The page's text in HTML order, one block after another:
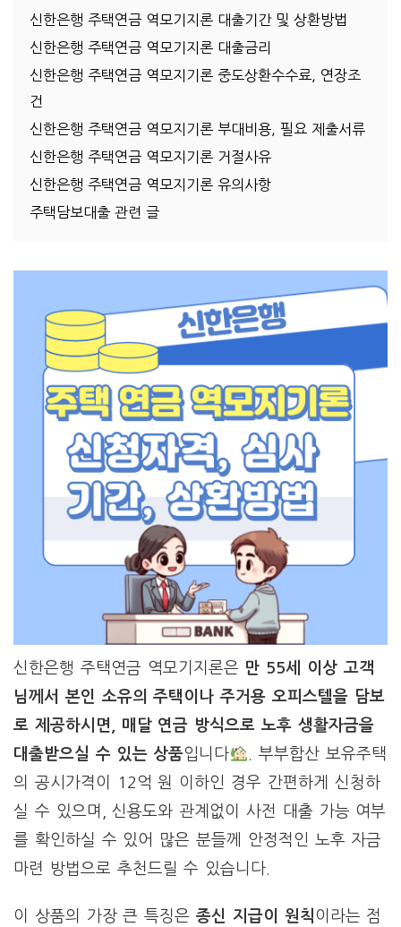
신한은행 주택연금 역모기지론 대출기간 및 상환방법
신한은행 주택연금 역모기지론 대출금리
신한은행 주택연금 역모지기론 중도상환수수료, 연장조
건
신한은행 주택연금 역모지기론 부대비용, 필요 제출서류
신한은행 주택연금 역모지기론 거절사유
신한은행 주택연금 역모지기론 유의사항
주택담보대출 관련 글
신한은행 주택연금 역모기지론은 만 55세 이상 고객
님께서 본인 소유의 주택이나 주거용 오피스텔을 담보
로 제공하시면, 매달 연금 방식으로 노후 생활자금을
대출받으실 수 있는 상품입니다
. 부부합산 보유주택
의 공시가격이 12억 원 이하인 경우 간편하게 신청하
실 수 있으며, 신용도와 관계없이 사전 대출 가능 여부
를 확인하실 수 있어 많은 분들께 안정적인 노후 자금
마련 방법으로 추천드릴 수 있습니다.
이 상품의 가장 큰 특징은종신 지급이 원칙이라는 점